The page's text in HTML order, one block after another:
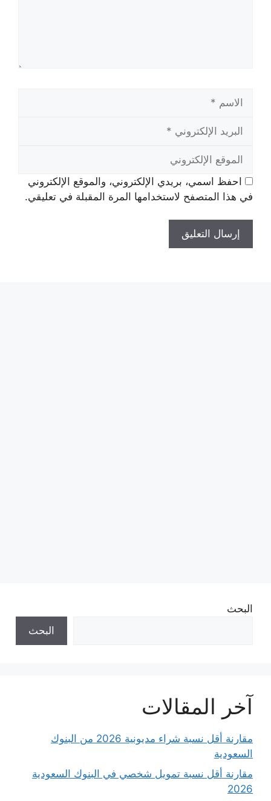
الإلكتروني
الإلكتروني
احفظ اسمي، بريدي الإلكتروني، والموقع الإلكتروني
في هذا المتصفح لاستخدامها المرة المقبلة في تعليقي.
البحث
البحث
آخر المقالات
مقارنة أقل نسبة شراء مديونية 2026 من البنوك
السعودية
مقارنة أقل نسبة تمويل شخصي في البنوك السعودية
2026